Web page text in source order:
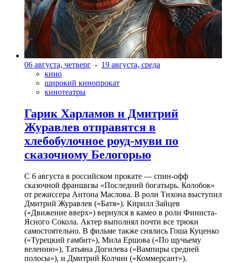
06 августа, четверг - 19 августа, среда
кино
широкий кинопрокат
кинотеатры
Гарик Харламов и Дмитрий
Журавлев отправятся в
хлебобулочное роуд-муви по
сказочному Белогорью
С 6 августа в российском прокате — спин-офф
сказочной франшизы «Последний богатырь. Колобок»
от режиссера Антона Маслова. В роли Тихона выступил
Дмитрий Журавлев («Батя»). Кирилл Зайцев
(«Движение вверх») вернулся в камео в роли Финиста-
Ясного Сокола. Актер выполнял почти все трюки
самостоятельно. В фильме также снялись Гоша Куценко
(«Турецкий гамбит»), Мила Ершова («По щучьему
велению»), Татьяна Догилева («Вампиры средней
полосы»), и Дмитрий Колчин («Коммерсант»).